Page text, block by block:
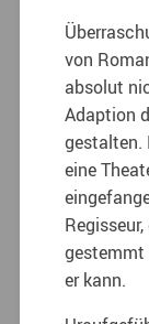
von
absolut
Adaption
gestalten.
eine
gestemmt
er kann.